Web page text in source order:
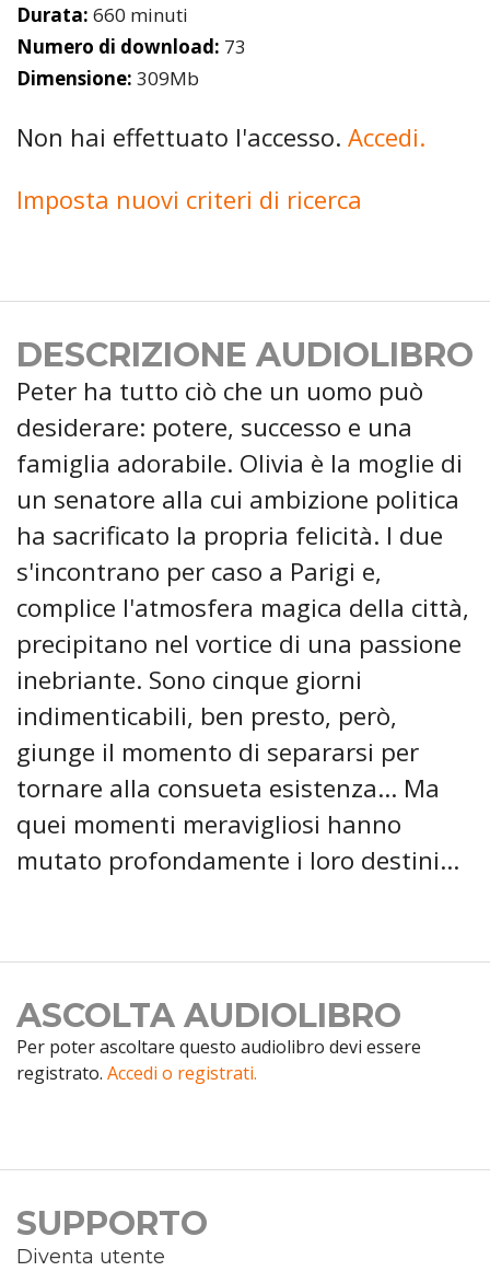
Durata: 660 minuti
Numero di download: 73
Dimensione: 309Mb
Non hai effettuato l'accesso. Accedi.
Imposta nuovi criteri di ricerca
DESCRIZIONE AUDIOLIBRO
Peter ha tutto ciò che un uomo può
desiderare: potere, successo e una
famiglia adorabile. Olivia è la moglie di
un senatore alla cui ambizione politica
ha sacrificato la propria felicità. I due
s'incontrano per caso a Parigi e,
complice l'atmosfera magica della città,
precipitano nel vortice di una passione
inebriante. Sono cinque giorni
indimenticabili, ben presto, però,
giunge il momento di separarsi per
tornare alla consueta esistenza... Ma
quei momenti meravigliosi hanno
mutato profondamente i loro destini...
ASCOLTA AUDIOLIBRO
Per poter ascoltare questo audiolibro devi essere
registrato. Accedi o registrati.
SUPPORTO
Diventa utente